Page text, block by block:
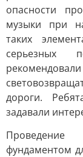
опасности
музыки при
таких
серьезных
дороги.
задавали
Проведение
фундаментом